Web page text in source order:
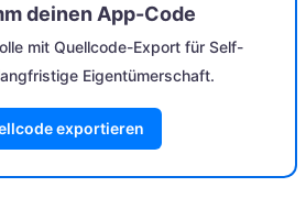
deinen App-Code
mit Quellcode-Export für Self-
Eigentümerschaft.
exportieren